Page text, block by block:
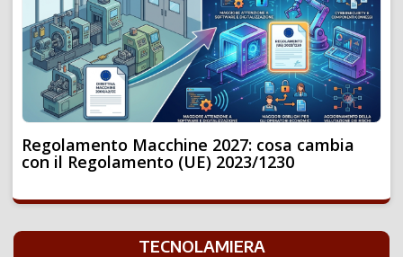
Regolamento Macchine 2027: cosa cambia
con il Regolamento (UE) 2023/1230
TECNOLAMIERA